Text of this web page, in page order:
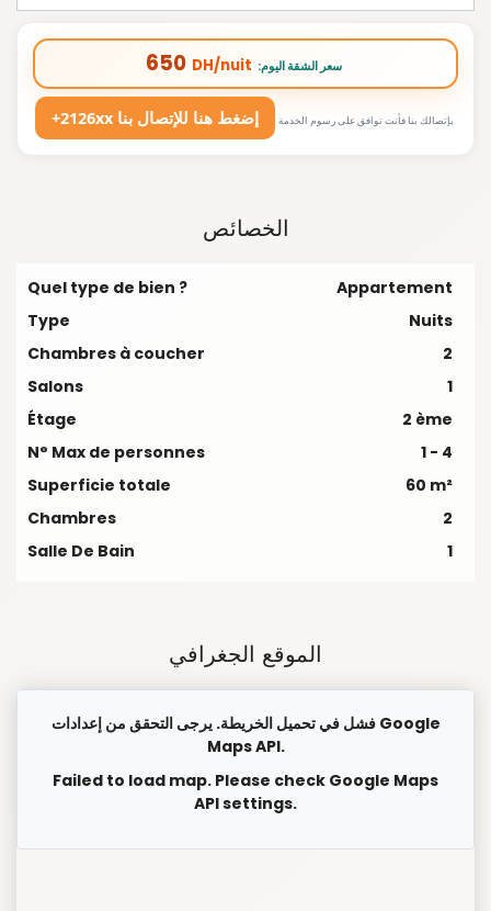
650 DH/nuit :سعر الشقة اليوم
+2126xx إضغط هنا للإتصال بنا بإتصالك بنا فأنت توافق على رسوم الخدمة
الخصائص
Quel type de bien ?
Appartement
Type
Nuits
Chambres à coucher
2
Salons
1
Étage
2 ème
N° Max de personnes
1 - 4
Superficie totale
60 m²
Chambres
2
Salle De Bain
1
الموقع الجغرافي
فشل في تحميل الخريطة. يرجى التحقق من إعدادات Google
Maps API.
Failed to load map. Please check Google Maps
API settings.